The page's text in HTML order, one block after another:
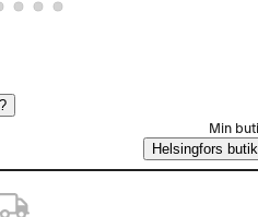
5 6
produktbild 7
Visa produktbild 8
Visa produktbild 9
Visa produktbild 10
?
Min
Helsingfors butik